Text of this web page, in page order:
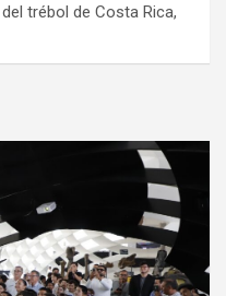
trébol de Costa Rica,